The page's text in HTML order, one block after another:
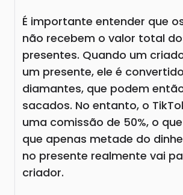
É importante entender que
não recebem o valor total
presentes. Quando um
um presente, ele é
diamantes, que podem
sacados. No entanto, o
uma comissão de 50%, o
que apenas metade do
no presente realmente vai
criador.